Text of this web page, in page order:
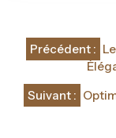
l’article
Précédent :
Suivant :